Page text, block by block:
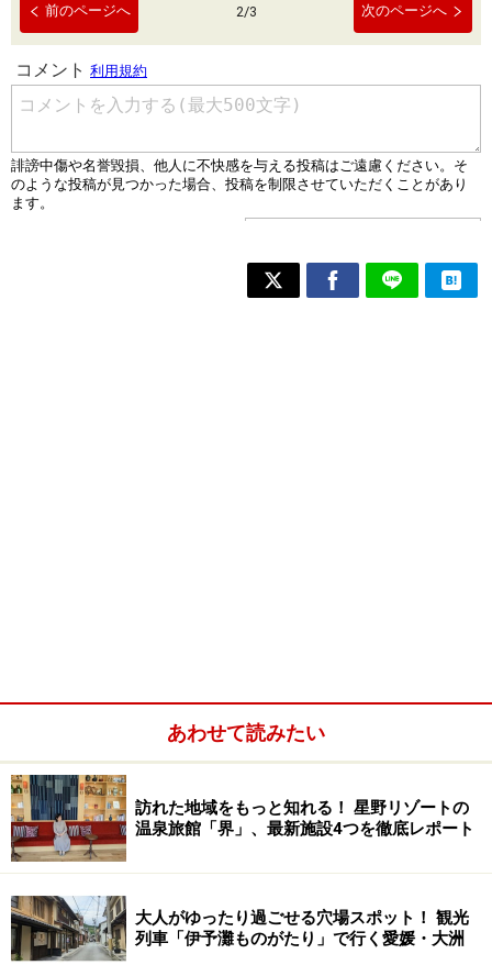
前のページへ 2/3 次のページへ
あわせて読みたい
訪れた地域をもっと知れる！ 星野リゾートの
温泉旅館「界」、最新施設4つを徹底レポート
大人がゆったり過ごせる穴場スポット！ 観光
列車「伊予灘ものがたり」で行く愛媛・大洲